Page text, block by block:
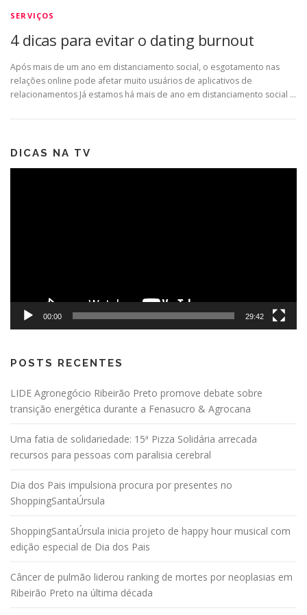
SERVIÇOS
4 dicas para evitar o dating burnout
Após mais de um ano em distanciamento social, o esgotamento nas
relações online pode afetar muito usuários de aplicativos de
relacionamentos Já estamos há mais de ano em distanciamento social …
DICAS NA TV
00:00 29:42
POSTS RECENTES
LIDE Agronegócio Ribeirão Preto promove debate sobre
transição energética durante a Fenasucro & Agrocana
Uma fatia de solidariedade: 15ª Pizza Solidária arrecada
recursos para pessoas com paralisia cerebral
Dia dos Pais impulsiona procura por presentes no
ShoppingSantaÚrsula
ShoppingSantaÚrsula inicia projeto de happy hour musical com
edição especial de Dia dos Pais
Câncer de pulmão liderou ranking de mortes por neoplasias em
Ribeirão Preto na última década